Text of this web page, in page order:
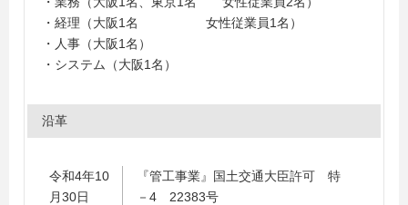
・経理（大阪1名 女性従業員1名）
・人事（大阪1名）
・システム（大阪1名）
沿革
令和4年10
月30日
『管工事業』国土交通大臣許可 特
－4 22383号